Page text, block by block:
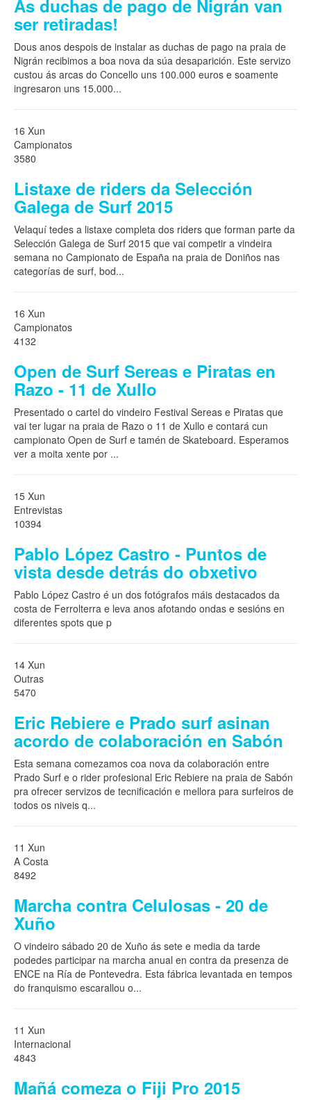
As duchas de pago de Nigrán van
ser retiradas!
Dous anos despois de instalar as duchas de pago na praia de
Nigrán recibimos a boa nova da súa desaparición. Este servizo
custou ás arcas do Concello uns 100.000 euros e soamente
ingresaron uns 15.000...
16 Xun
Campionatos
3580
Listaxe de riders da Selección
Galega de Surf 2015
Velaquí tedes a listaxe completa dos riders que forman parte da
Selección Galega de Surf 2015 que vai competir a vindeira
semana no Campionato de España na praia de Doniños nas
categorías de surf, bod...
16 Xun
Campionatos
4132
Open de Surf Sereas e Piratas en
Razo - 11 de Xullo
Presentado o cartel do vindeiro Festival Sereas e Piratas que
vai ter lugar na praia de Razo o 11 de Xullo e contará cun
campionato Open de Surf e tamén de Skateboard. Esperamos
ver a moita xente por ...
15 Xun
Entrevistas
10394
Pablo López Castro - Puntos de
vista desde detrás do obxetivo
Pablo López Castro é un dos fotógrafos máis destacados da
costa de Ferrolterra e leva anos afotando ondas e sesións en
diferentes spots que p
14 Xun
Outras
5470
Eric Rebiere e Prado surf asinan
acordo de colaboración en Sabón
Esta semana comezamos coa nova da colaboración entre
Prado Surf e o rider profesional Eric Rebiere na praia de Sabón
pra ofrecer servizos de tecnificación e mellora para surfeiros de
todos os niveis q...
11 Xun
A Costa
8492
Marcha contra Celulosas - 20 de
Xuño
O vindeiro sábado 20 de Xuño ás sete e media da tarde
podedes participar na marcha anual en contra da presenza de
ENCE na Ría de Pontevedra. Esta fábrica levantada en tempos
do franquismo escarallou o...
11 Xun
Internacional
4843
Mañá comeza o Fiji Pro 2015